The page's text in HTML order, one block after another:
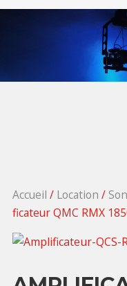
Accueil / Location /
ficateur QMC RMX